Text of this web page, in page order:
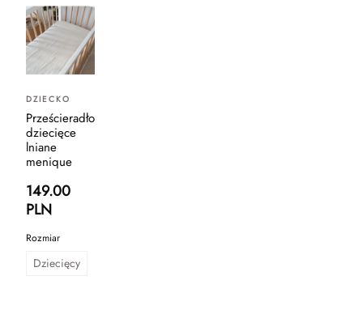
DZIECKO
Prześcieradło
dziecięce
lniane
menique
149.00
PLN
Rozmiar
Dziecięcy